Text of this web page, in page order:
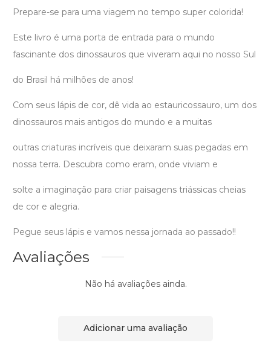
Prepare-se para uma viagem no tempo super colorida!
Este livro é uma porta de entrada para o mundo
fascinante dos dinossauros que viveram aqui no nosso Sul
do Brasil há milhões de anos!
Com seus lápis de cor, dê vida ao estauricossauro, um dos
dinossauros mais antigos do mundo e a muitas
outras criaturas incríveis que deixaram suas pegadas em
nossa terra. Descubra como eram, onde viviam e
solte a imaginação para criar paisagens triássicas cheias
de cor e alegria.
Pegue seus lápis e vamos nessa jornada ao passado!!
Avaliações
Não há avaliações ainda.
Adicionar uma avaliação